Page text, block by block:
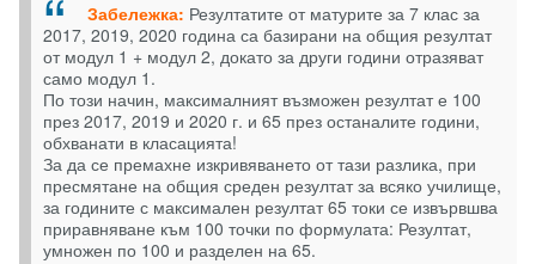
Забележка: Резултатите от матурите за 7 клас за
2017, 2019, 2020 година са базирани на общия резултат
от модул 1 + модул 2, докато за други години отразяват
само модул 1.
По този начин, максималният възможен резултат е 100
през 2017, 2019 и 2020 г. и 65 през останалите години,
обхванати в класацията!
За да се премахне изкривяването от тази разлика, при
пресмятане на общия среден резултат за всяко училище,
за годините с максимален резултат 65 токи се извървшва
приравняване към 100 точки по формулата: Резултат,
умножен по 100 и разделен на 65.